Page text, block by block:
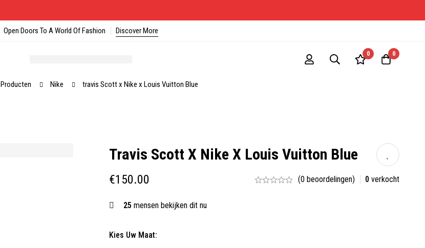
Open Doors To A World Of Fashion Discover More
0 0
Producten Nike travis Scott x Nike x Louis Vuitton Blue
Travis Scott X Nike X Louis Vuitton Blue
€150.00 (0 beoordelingen) 0 verkocht
25 mensen bekijken dit nu
Kies Uw Maat: